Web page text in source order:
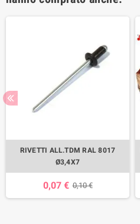
RIVETTI ALL.TDM RAL 8017
Ø3,4X7
0,07 € 0,10 €